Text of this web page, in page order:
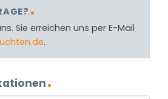
Sie erreichen uns per E-Mail
.